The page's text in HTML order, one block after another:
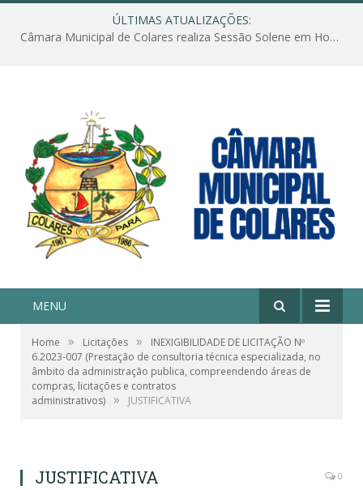
ÚLTIMAS ATUALIZAÇÕES:
Câmara Municipal de Colares realiza Sessão Solene em Homenagem ao Dia das Mães
MENU
Home » Licitações »
INEXIGIBILIDADE DE LICITAÇÃO Nº
6.2023-007 (Prestação de consultoria técnica especializada, no
âmbito da administração publica, compreendendo áreas de
compras, licitações e contratos
administrativos) » JUSTIFICATIVA
JUSTIFICATIVA 0